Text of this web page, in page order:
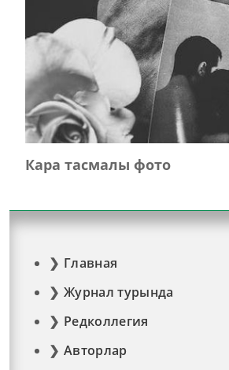
Кара тасмалы фото
Главная
Журнал турында
Редколлегия
Авторлар